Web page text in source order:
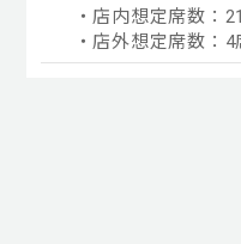
・店内想定席数：
・店外想定席数：4